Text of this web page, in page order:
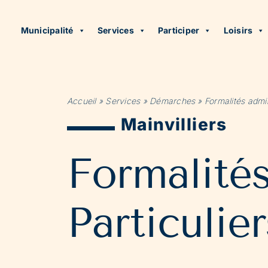
Municipalité Services Participer Loisirs
Accueil» Services» Démarches» Formalités
Mainvilliers